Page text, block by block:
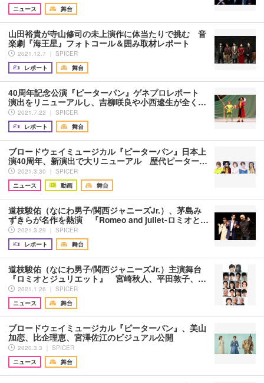
ニュース
舞台
山田裕貴が寺山修司の未上演作に体当たりで挑む 音
楽劇『海王星』フォトコール＆囲み取材レポート
2021.12.7 ｜ SPICER
レポート
舞台
40周年記念公演『ピーターパン』ゲネプロレポート
演出をリニューアルし、吉柳咲良や小西遼生が全く…
2021.7.22 ｜ SPICER
レポート
舞台
ブロードウェイミュージカル『ピーターパン』日本上
演40周年、新演出で大リニューアル 歴代ピーター…
2021.3.30 ｜ SPICER
ニュース
動画 舞台
道枝駿佑（なにわ男子/関西ジャニーズJr.）、茅島み
ずきらが名作を熱演 『Romeo and juliet-ロミオと…
2021.3.29 ｜ SPICER
レポート
舞台
道枝駿佑（なにわ男子/関西ジャニーズJr.）主演舞台
『ロミオとジュリエット』 宮崎秋人、平田敦子、…
2021.1.26 ｜ SPICER
ニュース
舞台
ブロードウェイミュージカル『ピーターパン』、美山
加恋、比企理恵、宮澤佐江のビジュアル公開
2020.3.3 ｜ SPICER
ニュース
舞台